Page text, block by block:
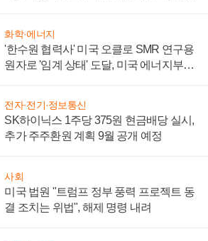
화학·에너지
'한수원 협력사' 미국 오클로 SMR 연구용
원자로 '임계 상태' 도달, 미국 에너지부
전자·전기·정보통신
SK하이닉스 1주당 375원 현금배당 실시,
추가 주주환원 계획 9월 공개 예정
사회
미국 법원 "트럼프 정부 풍력 프로젝트 동
결 조치는 위법", 해제 명령 내려